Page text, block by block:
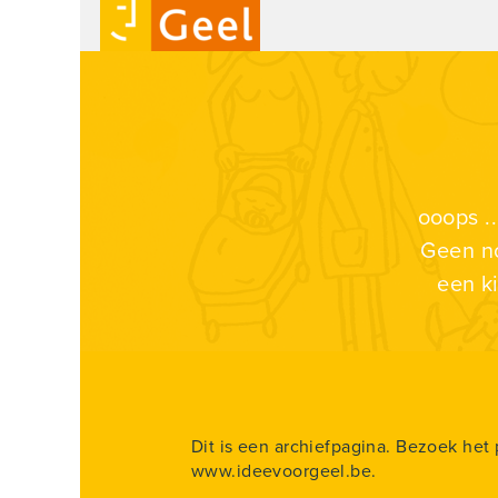
ooops
Geen
een
Dit is een archiefpagina. Bezoek
www.ideevoorgeel.be.